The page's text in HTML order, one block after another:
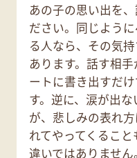
あの子の思い出を
ださい。同じよう
る人なら、その気
あります。話す相
ートに書き出すだ
す。逆に、涙が出
が、悲しみの表れ
れてやってくるこ
違いではありません。